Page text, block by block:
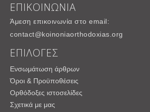
ΕΠΙΚΟΙΝΩΝΙΑ
Άμεση επικοινωνία στο email:
contact@koinoniaorthodoxias.org
ΕΠΙΛΟΓΕΣ
Ενσωμάτωση άρθρων
Όροι & Προϋποθέσεις
Ορθόδοξες ιστοσελίδες
Σχετικά με μας